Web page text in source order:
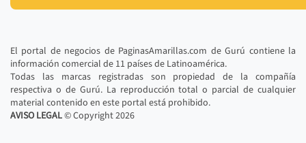
El portal de negocios de PaginasAmarillas.com de Gurú contiene la
información comercial de 11 países de Latinoamérica.
Todas las marcas registradas son propiedad de la compañía
respectiva o de Gurú. La reproducción total o parcial de cualquier
material contenido en este portal está prohibido.
AVISO LEGAL© Copyright2026